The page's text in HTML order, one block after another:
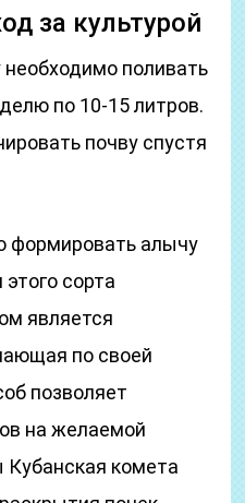
за культурой
поливать
по 10-15 литров.
почву спустя
формировать алычу
сорта
является
по своей
позволяет
на желаемой
Кубанская комета